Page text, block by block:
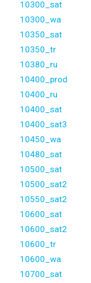
10300_sat
10300_wa
10350_sat
10350_tr
10380_ru
10400_prod
10400_ru
10400_sat
10400_sat3
10450_wa
10480_sat
10500_sat
10500_sat2
10550_sat2
10600_sat
10600_sat2
10600_tr
10600_wa
10700_sat